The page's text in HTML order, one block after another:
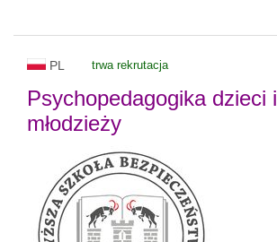
PL trwa rekrutacja
Psychopedagogika dzieci i
młodzieży